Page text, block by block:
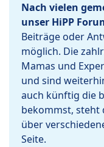
Nach vielen
unser HiPP
Beiträge oder
möglich. Die
Mamas und
und sind
auch künftig die
bekommst, steht
über
Seite.